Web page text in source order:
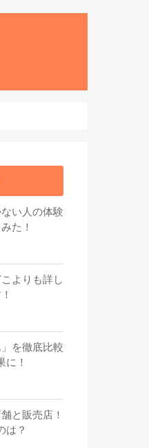
い人の体験
た！
よりも詳し
を徹底比較
に！
と販売店！
は？